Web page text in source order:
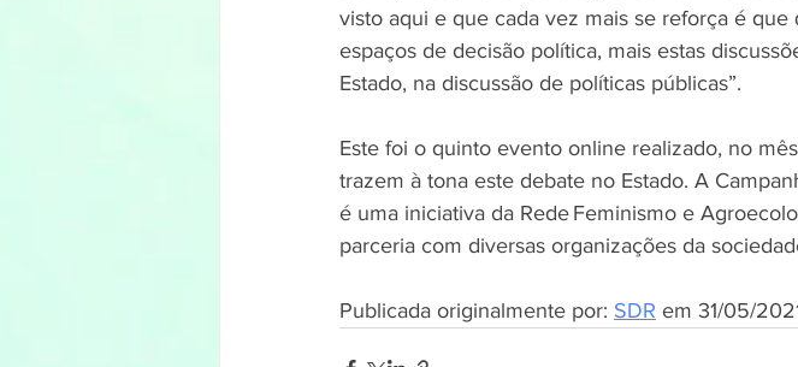
visto aqui e que cada vez mais se reforça é
espaços de decisão política, mais estas
Estado, na discussão de políticas públicas”.
Este foi o quinto evento online realizado, no
trazem à tona este debate no Estado. A
é uma iniciativa da Rede Feminismo e
parceria com diversas organizações da
Publicada originalmente por: SDR em 31/05/